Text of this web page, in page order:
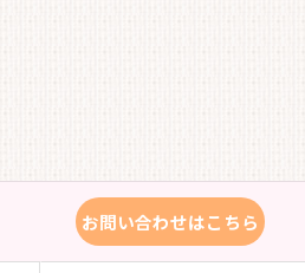
お問い合わせはこちら